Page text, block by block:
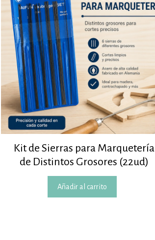
Kit de Sierras para Marquetería
de Distintos Grosores (22ud)
Añadir al carrito